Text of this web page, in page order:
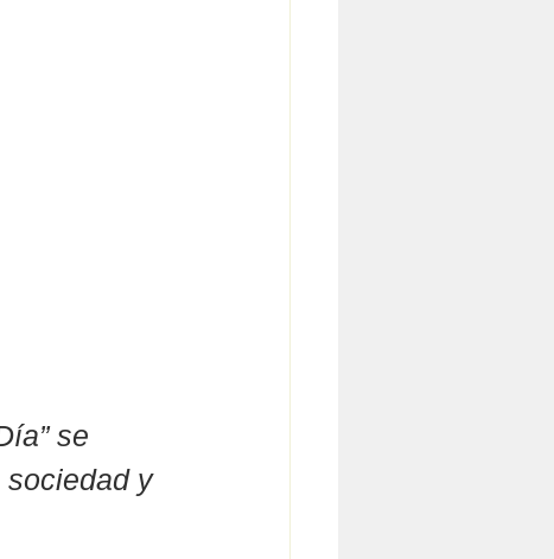
se
sociedad y